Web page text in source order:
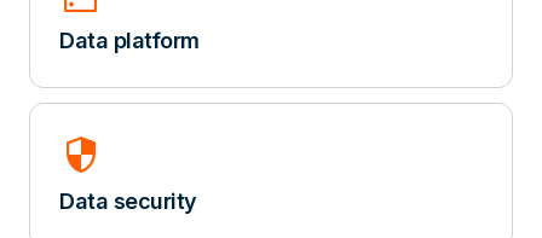
Data platform
security
Data security